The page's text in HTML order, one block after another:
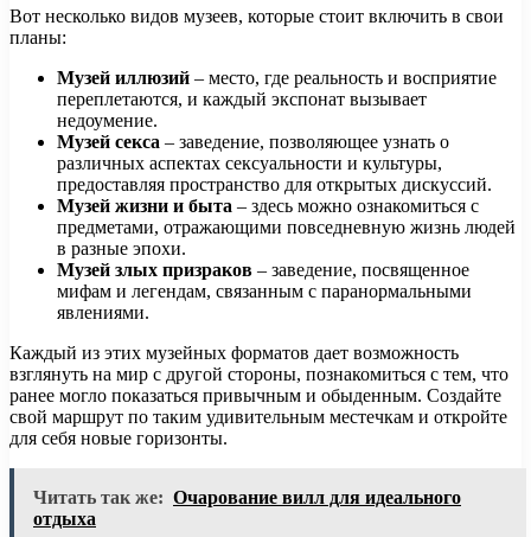
Вот несколько видов музеев, которые стоит включить в свои
планы:
Музей иллюзий – место, где реальность и восприятие
переплетаются, и каждый экспонат вызывает
недоумение.
Музей секса – заведение, позволяющее узнать о
различных аспектах сексуальности и культуры,
предоставляя пространство для открытых дискуссий.
Музей жизни и быта – здесь можно ознакомиться с
предметами, отражающими повседневную жизнь людей
в разные эпохи.
Музей злых призраков – заведение, посвященное
мифам и легендам, связанным с паранормальными
явлениями.
Каждый из этих музейных форматов дает возможность
взглянуть на мир с другой стороны, познакомиться с тем, что
ранее могло показаться привычным и обыденным. Создайте
свой маршрут по таким удивительным местечкам и откройте
для себя новые горизонты.
Читать так же: Очарование вилл для идеального
отдыха